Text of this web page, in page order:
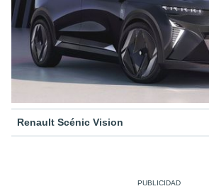
Renault Scénic Vision